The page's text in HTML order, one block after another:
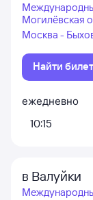
Могилёвская
Москва -
Найти
ежедневно
10:15
в Валуйки